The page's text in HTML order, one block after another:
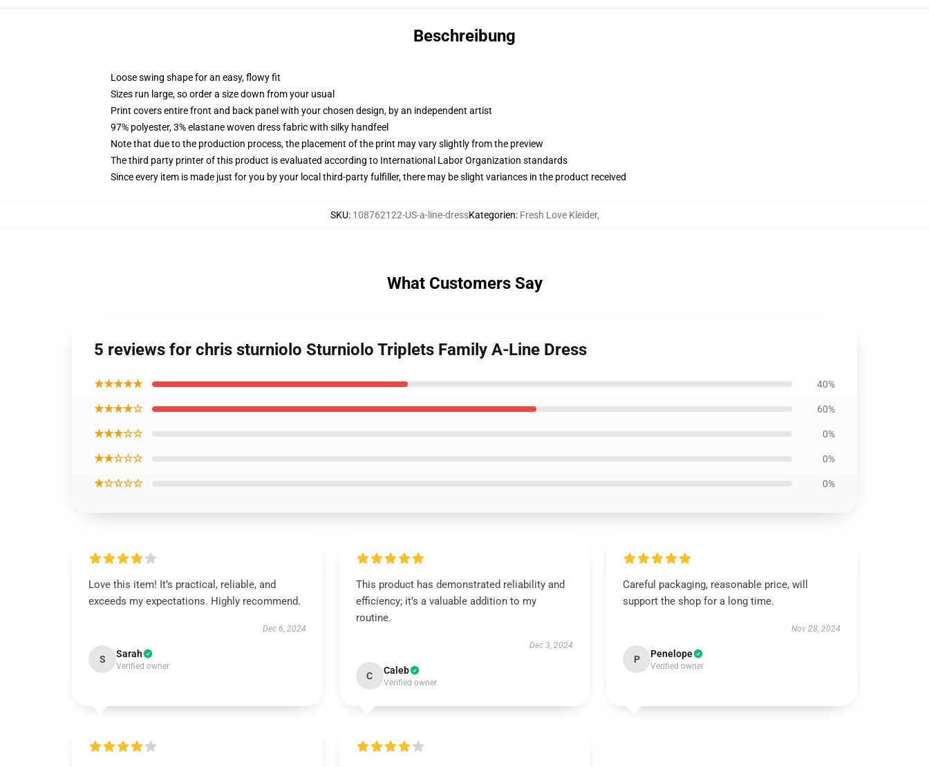
Beschreibung
Loose swing shape for an easy, flowy fit
Sizes run large, so order a size down from your usual
Print covers entire front and back panel with your chosen design, by an independent artist
97% polyester, 3% elastane woven dress fabric with silky handfeel
Note that due to the production process, the placement of the print may vary slightly from the preview
The third party printer of this product is evaluated according to International Labor Organization standards
Since every item is made just for you by your local third-party fulfiller, there may be slight variances in the product received
SKU: 108762122-US-a-line-dressKategorien: Fresh Love Kleider,
What Customers Say
5 reviews for chris sturniolo Sturniolo Triplets Family A-Line Dress
★★★★★ 40%
★★★★☆ 60%
★★★☆☆ 0%
★★☆☆☆ 0%
★☆☆☆☆ 0%
Love this item! It’s practical, reliable, and
exceeds my expectations. Highly recommend.
Dec 6, 2024
S Sarah
Verified owner
This product has demonstrated reliability and
efficiency; it’s a valuable addition to my
routine.
Dec 3, 2024
C Caleb
Verified owner
Careful packaging, reasonable price, will
support the shop for a long time.
Nov 28, 2024
P Penelope
Verified owner